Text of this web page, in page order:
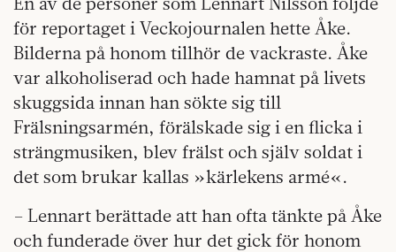
för reportaget i Veckojournalen hette Åke.
Bilderna på honom tillhör de vackraste. Åke
var alkoholiserad och hade hamnat på livets
skuggsida innan han sökte sig till
Frälsningsarmén, förälskade sig i en flicka i
strängmusiken, blev frälst och själv soldat i
det som brukar kallas »kärlekens armé«.
– Lennart berättade att han ofta tänkte på Åke
och funderade över hur det gick för honom